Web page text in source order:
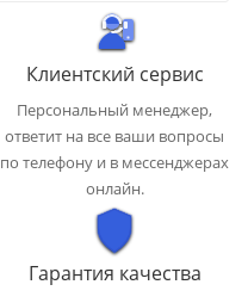
Клиентский сервис
Персональный менеджер,
ответит на все ваши вопросы
по телефону и в мессенджерах
онлайн.
Гарантия качества